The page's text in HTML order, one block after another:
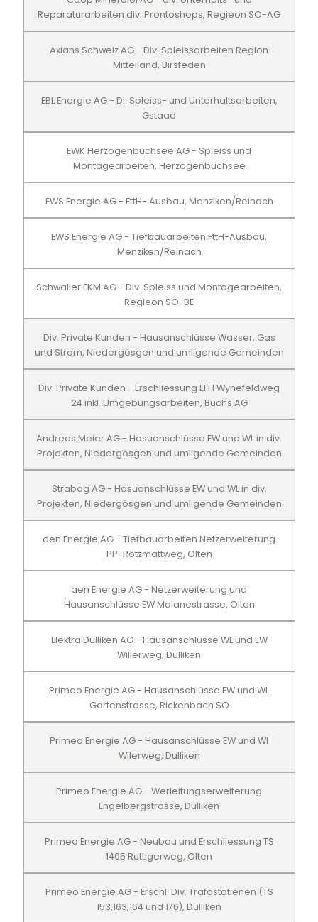
Reparaturarbeiten div. Prontoshops, Regieon SO-AG
Axians Schweiz AG - Div. Spleissarbeiten Region
Mittelland, Birsfeden
EBL Energie AG - Di. Spleiss- und Unterhaltsarbeiten,
Gstaad
EWK Herzogenbuchsee AG - Spleiss und
Montagearbeiten, Herzogenbuchsee
EWS Energie AG - FttH- Ausbau, Menziken/Reinach
EWS Energie AG - Tiefbauarbeiten FttH-Ausbau,
Menziken/Reinach
Schwaller EKM AG - Div. Spleiss und Montagearbeiten,
Regieon SO-BE
Div. Private Kunden - Hausanschlüsse Wasser, Gas
und Strom, Niedergösgen und umligende Gemeinden
Div. Private Kunden - Erschliessung EFH Wynefeldweg
24 inkl. Umgebungsarbeiten, Buchs AG
Andreas Meier AG - Hasuanschlüsse EW und WL in div.
Projekten, Niedergösgen und umligende Gemeinden
Strabag AG - Hasuanschlüsse EW und WL in div.
Projekten, Niedergösgen und umligende Gemeinden
aen Energie AG - Tiefbauarbeiten Netzerweiterung
PP-Rötzmattweg, Olten
aen Energie AG - Netzerweiterung und
Hausanschlüsse EW Maianestrasse, Olten
Elektra Dulliken AG - Hausanschlüsse WL und EW
Willerweg, Dulliken
Primeo Energie AG - Hausanschlüsse EW und WL
Gartenstrasse, Rickenbach SO
Primeo Energie AG - Hausanschlüsse EW und Wl
Wilerweg, Dulliken
Primeo Energie AG - Werleitungserweiterung
Engelbergstrasse, Dulliken
Primeo Energie AG - Neubau und Erschliessung TS
1405 Ruttigerweg, Olten
Primeo Energie AG - Erschl. Div. Trafostatienen (TS
153,163,164 und 176), Dulliken